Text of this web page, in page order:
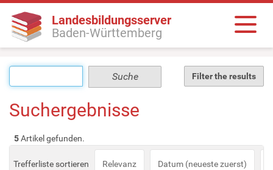
Landesbildungsserver
Baden-Württemberg
Filter the results
Suchergebnisse
5Artikel gefunden.
Trefferliste sortieren Relevanz Datum (neueste zuerst)